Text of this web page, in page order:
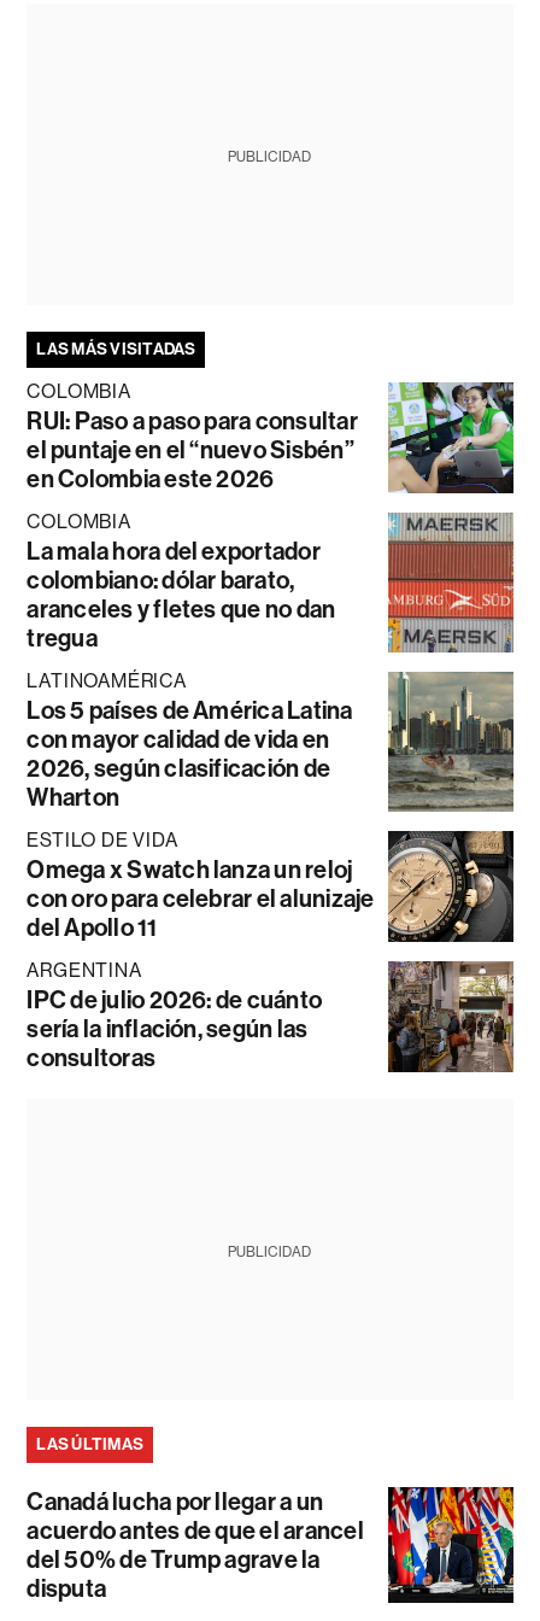
PUBLICIDAD
LAS MÁS VISITADAS
COLOMBIA
RUI: Paso a paso para consultar
el puntaje en el “nuevo Sisbén”
en Colombia este 2026
COLOMBIA
La mala hora del exportador
colombiano: dólar barato,
aranceles y fletes que no dan
tregua
LATINOAMÉRICA
Los 5 países de América Latina
con mayor calidad de vida en
2026, según clasificación de
Wharton
ESTILO DE VIDA
Omega x Swatch lanza un reloj
con oro para celebrar el alunizaje
del Apollo 11
ARGENTINA
IPC de julio 2026: de cuánto
sería la inflación, según las
consultoras
PUBLICIDAD
LAS ÚLTIMAS
Canadá lucha por llegar a un
acuerdo antes de que el arancel
del 50% de Trump agrave la
disputa